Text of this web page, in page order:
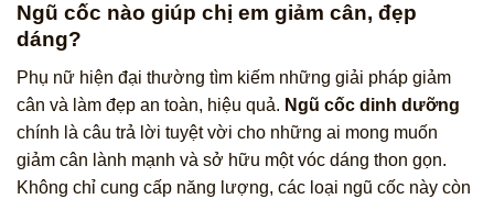
Ngũ cốc nào giúp chị em giảm cân, đẹp
dáng?
Phụ nữ hiện đại thường tìm kiếm những giải pháp giảm
cân và làm đẹp an toàn, hiệu quả. Ngũ cốc dinh dưỡng
chính là câu trả lời tuyệt vời cho những ai mong muốn
giảm cân lành mạnh và sở hữu một vóc dáng thon gọn.
Không chỉ cung cấp năng lượng, các loại ngũ cốc này còn